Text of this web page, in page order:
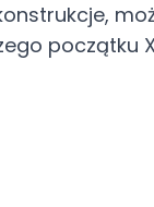
początku